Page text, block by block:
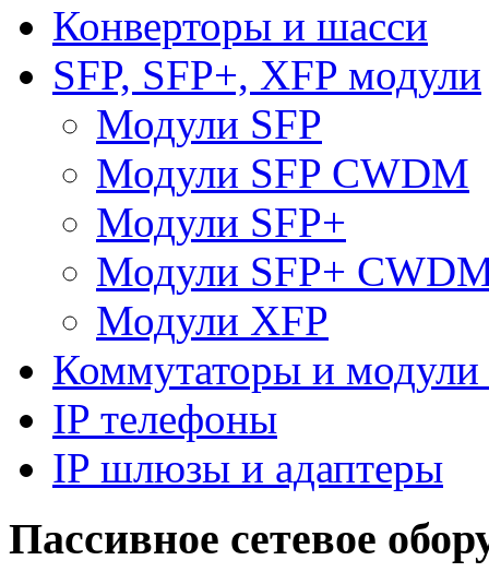
Конверторы и шасси
SFP, SFP+, XFP модули
Модули SFP
Модули SFP CWDM
Модули SFP+
Модули SFP+
Модули XFP
Коммутаторы и модули
IP телефоны
IP шлюзы и адаптеры
Пассивное сетевое